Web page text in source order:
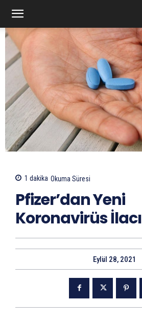
1 dakika Okuma Süresi
Pfizer’dan Yeni
Koronavirüs İlacı
Eylül 28, 2021